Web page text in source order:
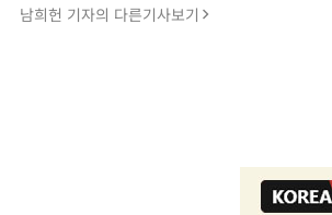
남희헌 기자의 다른기사보기